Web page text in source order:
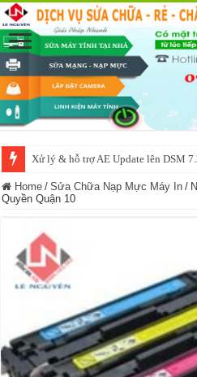
Xử lý & hỗ trợ AE Update lên DSM
NAS IO DATA N3160 2BAY
Home / Sửa Chữa Nạp Mực Máy In /
Quyền Quận 10